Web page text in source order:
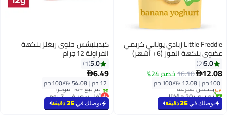
Little Freddie زبادي يوناني كريمي
عضوي بنكهة الموز (6+ أشهر)
5.0
2
12.08
16.10خصم 24%
100 جم |
بتخلّص بسرعة
تم بيع +20 مؤخرًا
بتخلّص بسرعة
يوصلك في36 دقيقة
كيديليشس حلوى ريغلز بنكهة
الفراولة 12جرام
5.0
1
6.49
12 جم |54.08 /⁨/100 جم⁩
أقل سعر في 7 يوم
بتخلّص بسرعة
تم بيع +10 مؤخرًا
يوصلك في36 دقيقة